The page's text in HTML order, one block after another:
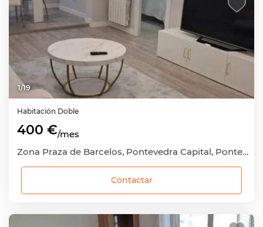
1/19
Habitación Doble
400 €/mes
Zona Praza de Barcelos, Pontevedra Capital, Pontevedra
Contactar